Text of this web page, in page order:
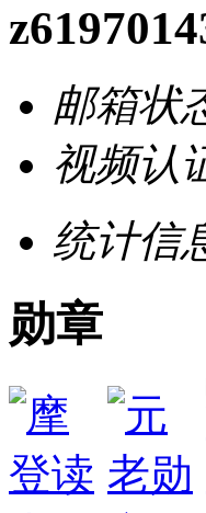
邮箱状
视频认
统计信
勋章